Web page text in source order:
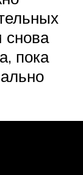
снова
пока